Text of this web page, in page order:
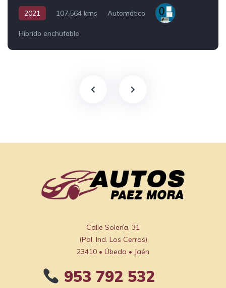
2021 107.564 kms Automático
Híbrido enchufable
Calle Solería, 31
(Pol. Ind. Los Cerros)
23410 • Úbeda • Jaén
953 792 532